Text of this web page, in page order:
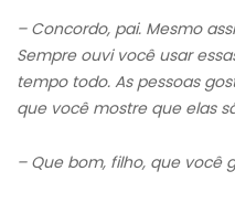
– Concordo, pai. Mesmo
Sempre ouvi você usar
tempo todo. As pessoas
que você mostre que elas
– Que bom, filho, que você